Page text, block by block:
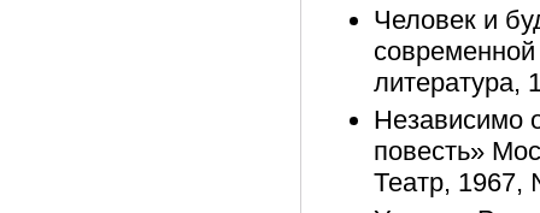
Человек и
литература,
Независимо
повесть»
Театр, 1967,